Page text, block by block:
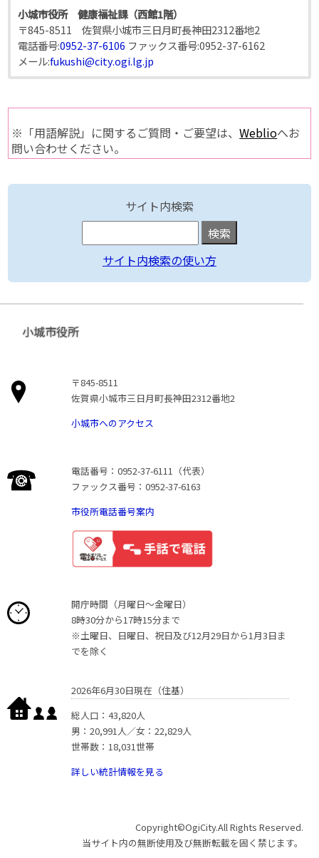
小城市役所 健康福祉課（西館1階）
〒845-8511 佐賀県小城市三日月町長神田2312番地2
電話番号:0952-37-6106 ファックス番号:0952-37-6162
メール:fukushi@city.ogi.lg.jp
※「用語解説」に関するご質問・ご要望は、Weblioへお
問い合わせください。
サイト内検索
サイト内検索の使い方
小城市役所
〒845-8511
佐賀県小城市三日月町長神田2312番地2
小城市へのアクセス
電話番号：0952-37-6111（代表）
ファックス番号：0952-37-6163
市役所電話番号案内
開庁時間（月曜日〜金曜日）
8時30分から17時15分まで
※土曜日、日曜日、祝日及び12月29日から1月3日ま
でを除く
2026年6月30日現在（住基）
総人口：43,820人
男：20,991人／女：22,829人
世帯数：18,031世帯
詳しい統計情報を見る
Copyright©OgiCity.All Rights Reserved.
当サイト内の無断使用及び無断転載を固く禁じます。